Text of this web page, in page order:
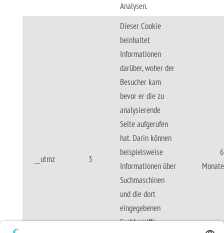
Analysen.
__utmz 3
Dieser Cookie
beinhaltet
Informationen
darüber, woher der
Besucher kam
bevor er die zu
analysierende
Seite aufgerufen
hat. Darin können
beispielsweise
Informationen über
Suchmaschinen
und die dort
eingegebenen
Suchbegriffe
6
Monate